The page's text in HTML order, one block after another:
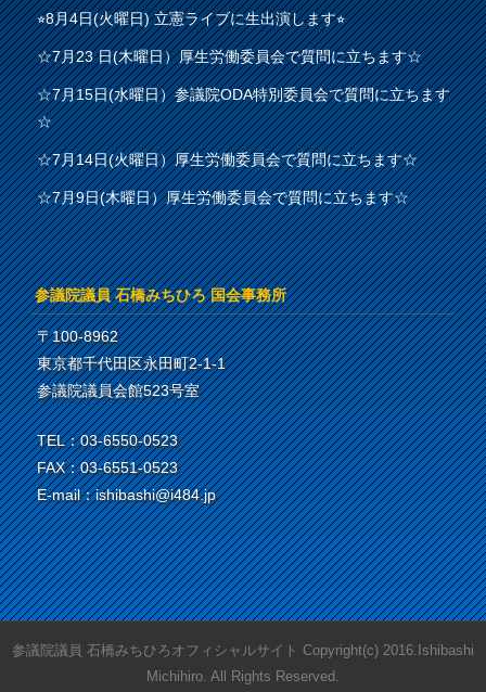
⭐︎8月4日(火曜日) 立憲ライブに生出演します⭐︎
☆7月23 日(木曜日）厚生労働委員会で質問に立ちます☆
☆7月15日(水曜日）参議院ODA特別委員会で質問に立ちます
☆
☆7月14日(火曜日）厚生労働委員会で質問に立ちます☆
☆7月9日(木曜日）厚生労働委員会で質問に立ちます☆
参議院議員 石橋みちひろ 国会事務所
〒100-8962
東京都千代田区永田町2-1-1
参議院議員会館523号室
TEL：03-6550-0523
FAX：03-6551-0523
E-mail：ishibashi@i484.jp
参議院議員 石橋みちひろオフィシャルサイト Copyright(c) 2016.Ishibashi
Michihiro. All Rights Reserved.